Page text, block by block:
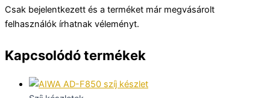
Csak bejelentkezett és a terméket már megvásárolt
felhasználók írhatnak véleményt.
Kapcsolódó termékek